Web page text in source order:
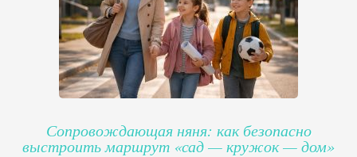
Сопровождающая няня: как безопасно
выстроить маршрут «сад — кружок — дом»